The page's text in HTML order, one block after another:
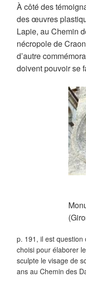
À côté des
des œuvres
Lapie, au Chemin
nécropole de
d’autre
doivent pouvoir se
p. 191, il est
choisi pour élaborer
sculpte le visage de
ans au Chemin des